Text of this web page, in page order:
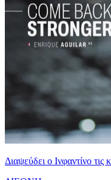
Διαψεύδει ο Ινφαντίνο τις